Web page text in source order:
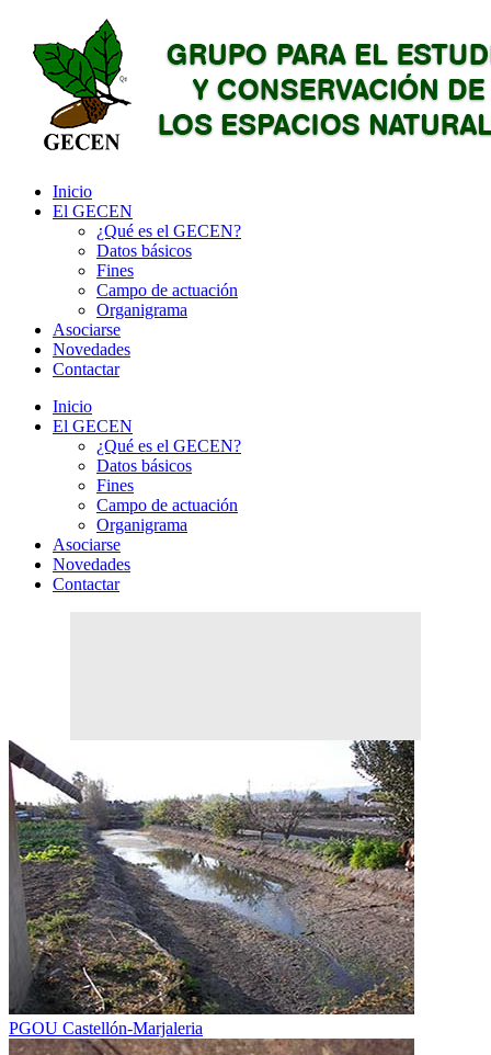
Inicio
El GECEN
¿Qué es el GECEN?
Datos básicos
Fines
Campo de actuación
Organigrama
Asociarse
Novedades
Contactar
Inicio
El GECEN
¿Qué es el GECEN?
Datos básicos
Fines
Campo de actuación
Organigrama
Asociarse
Novedades
Contactar
PGOU Castellón-Marjaleria